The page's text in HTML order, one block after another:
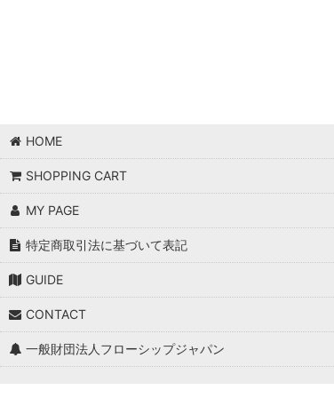
HOME
SHOPPING CART
MY PAGE
特定商取引法に基づいて表記
GUIDE
CONTACT
一般財団法人フローシップジャパン